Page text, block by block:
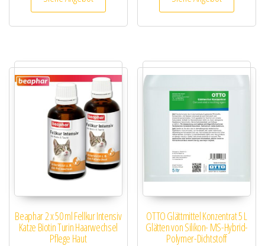
Beaphar 2 x 50 ml Fellkur Intensiv
Katze Biotin Turin Haarwechsel
Pflege Haut
OTTO Glättmittel Konzentrat 5 L
Glätten von Silikon- MS-Hybrid-
Polymer-Dichtstoff